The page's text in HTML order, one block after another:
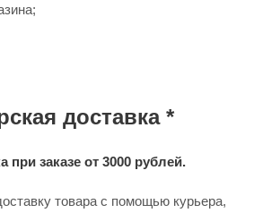
доставка *
при заказе от 3000 рублей.
товара с помощью курьера,